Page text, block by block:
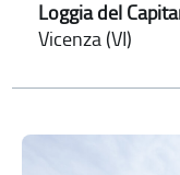
Loggia del
Vicenza (VI)